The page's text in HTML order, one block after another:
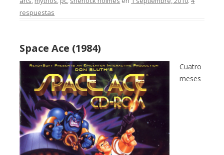
respuestas
Space Ace (1984)
Cuatro
meses